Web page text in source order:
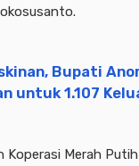
Bupati
untuk 1.107
Koperasi Merah